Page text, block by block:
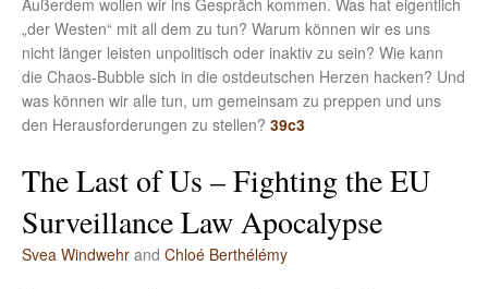
Außerdem wollen wir ins Gespräch kommen. Was hat eigentlich
„der Westen“ mit all dem zu tun? Warum können wir es uns
nicht länger leisten unpolitisch oder inaktiv zu sein? Wie kann
die Chaos-Bubble sich in die ostdeutschen Herzen hacken? Und
was können wir alle tun, um gemeinsam zu preppen und uns
den Herausforderungen zu stellen? 39c3
The Last of Us – Fighting the EU
Surveillance Law Apocalypse
Svea Windwehr and Chloé Berthélémy